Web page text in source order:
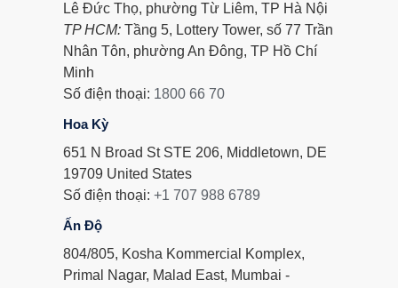
Lê Đức Thọ, phường Từ Liêm, TP Hà Nội
TP HCM: Tầng 5, Lottery Tower, số 77 Trần
Nhân Tôn, phường An Đông, TP Hồ Chí
Minh
Số điện thoại: 1800 66 70
Hoa Kỳ
651 N Broad St STE 206, Middletown, DE
19709 United States
Số điện thoại: +1 707 988 6789
Ấn Độ
804/805, Kosha Kommercial Komplex,
Primal Nagar, Malad East, Mumbai -